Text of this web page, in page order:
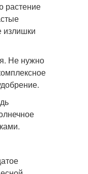
растение
излишки
Не нужно